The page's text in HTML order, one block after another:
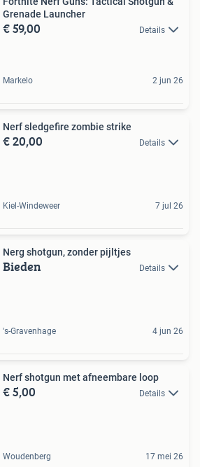
Grenade Launcher
€ 59,00 Details
Markelo 2 jun 26
Nerf sledgefire zombie strike
€ 20,00 Details
Kiel-Windeweer 7 jul 26
Nerg shotgun, zonder pijltjes
Bieden Details
's-Gravenhage 4 jun 26
Nerf shotgun met afneembare loop
€ 5,00 Details
Woudenberg 17 mei 26